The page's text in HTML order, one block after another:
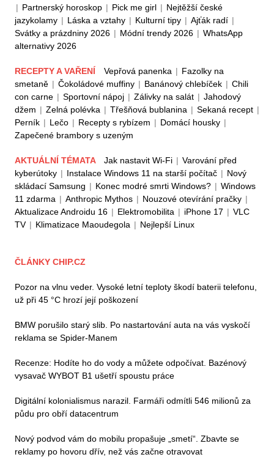
| Partnerský horoskop | Pick me girl | Nejtěžší české
jazykolamy | Láska a vztahy | Kulturní tipy | Ajťák radí |
Svátky a prázdniny 2026 | Módní trendy 2026 | WhatsApp
alternativy 2026
RECEPTY A VAŘENÍ Vepřová panenka | Fazolky na
smetaně | Čokoládové muffiny | Banánový chlebíček | Chili
con carne | Sportovní nápoj | Zálivky na salát | Jahodový
džem | Zelná polévka | Třešňová bublanina | Sekaná recept |
Perník | Lečo | Recepty s rybízem | Domácí housky |
Zapečené brambory s uzeným
AKTUÁLNÍ TÉMATA Jak nastavit Wi-Fi | Varování před
kyberútoky | Instalace Windows 11 na starší počítač | Nový
skládací Samsung | Konec modré smrti Windows? | Windows
11 zdarma | Anthropic Mythos | Nouzové otevírání pračky |
Aktualizace Androidu 16 | Elektromobilita | iPhone 17 | VLC
TV | Klimatizace Maoudegola | Nejlepší Linux
ČLÁNKY CHIP.CZ
Pozor na vlnu veder. Vysoké letní teploty škodí baterii telefonu,
už při 45 °C hrozí její poškození
BMW porušilo starý slib. Po nastartování auta na vás vyskočí
reklama se Spider-Manem
Recenze: Hodíte ho do vody a můžete odpočívat. Bazénový
vysavač WYBOT B1 ušetří spoustu práce
Digitální kolonialismus narazil. Farmáři odmítli 546 milionů za
půdu pro obří datacentrum
Nový podvod vám do mobilu propašuje „smetí“. Zbavte se
reklamy po hovoru dřív, než vás začne otravovat